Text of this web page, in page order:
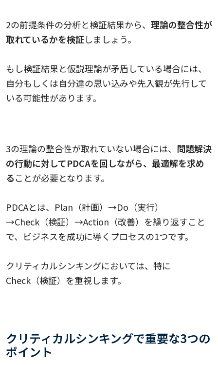
2の前提条件の分析と検証結果から、 理論の整合性が
取れているかを検証しましょう。
もし検証結果と仮説理論が矛盾している場合には、
自分もしくは自分達の思い込みや先入観が先行して
いる可能性があります。
3の理論の整合性が取れていない場合には、 問題解決
の行動に対してPDCAを回しながら、最適解を求め
ることが必要となります。
PDCAとは、Plan（計画）→Do（実行）
→Check（検証）→Action（改善）を繰り返すこと
で、ビジネスを成功に導くプロセスの1つです。
クリティカルシンキングにおいては、特に
Check（検証）を重視します。
クリティカルシンキングで重要な3つの
ポイント